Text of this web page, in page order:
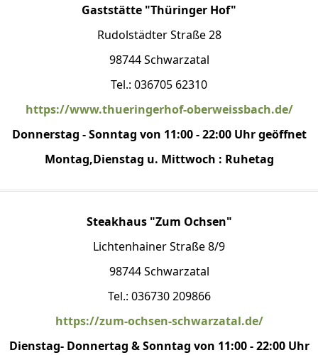
Gaststätte "Thüringer Hof"
Rudolstädter Straße 28
98744 Schwarzatal
Tel.: 036705 62310
https://www.thueringerhof-oberweissbach.de/
Donnerstag - Sonntag von 11:00 - 22:00 Uhr geöffnet
Montag,Dienstag u. Mittwoch : Ruhetag
Steakhaus "Zum Ochsen"
Lichtenhainer Straße 8/9
98744 Schwarzatal
Tel.: 036730 209866
https://zum-ochsen-schwarzatal.de/
Dienstag- Donnertag & Sonntag von 11:00 - 22:00 Uhr